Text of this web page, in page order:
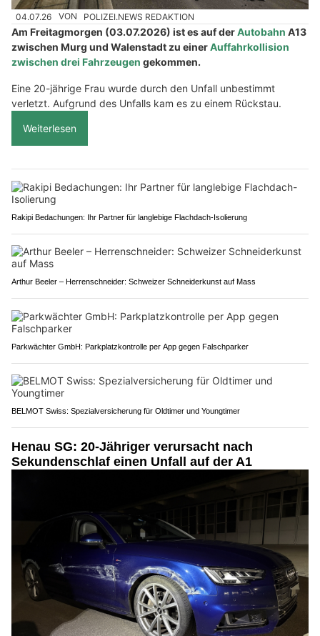
04.07.26 VON POLIZEI.NEWS REDAKTION
Am Freitagmorgen (03.07.2026) ist es auf derAutobahn A13
zwischen Murg und Walenstadt zu einerAuffahrkollision
zwischen drei Fahrzeugen gekommen.
Eine 20-jährige Frau wurde durch den Unfall unbestimmt
verletzt. Aufgrund des Unfalls kam es zu einem Rückstau.
Weiterlesen
Rakipi Bedachungen: Ihr Partner für langlebige Flachdach-Isolierung
Arthur Beeler – Herrenschneider: Schweizer Schneiderkunst auf Mass
Parkwächter GmbH: Parkplatzkontrolle per App gegen Falschparker
BELMOT Swiss: Spezialversicherung für Oldtimer und Youngtimer
Henau SG: 20-Jähriger verursacht nach
Sekundenschlaf einen Unfall auf der A1